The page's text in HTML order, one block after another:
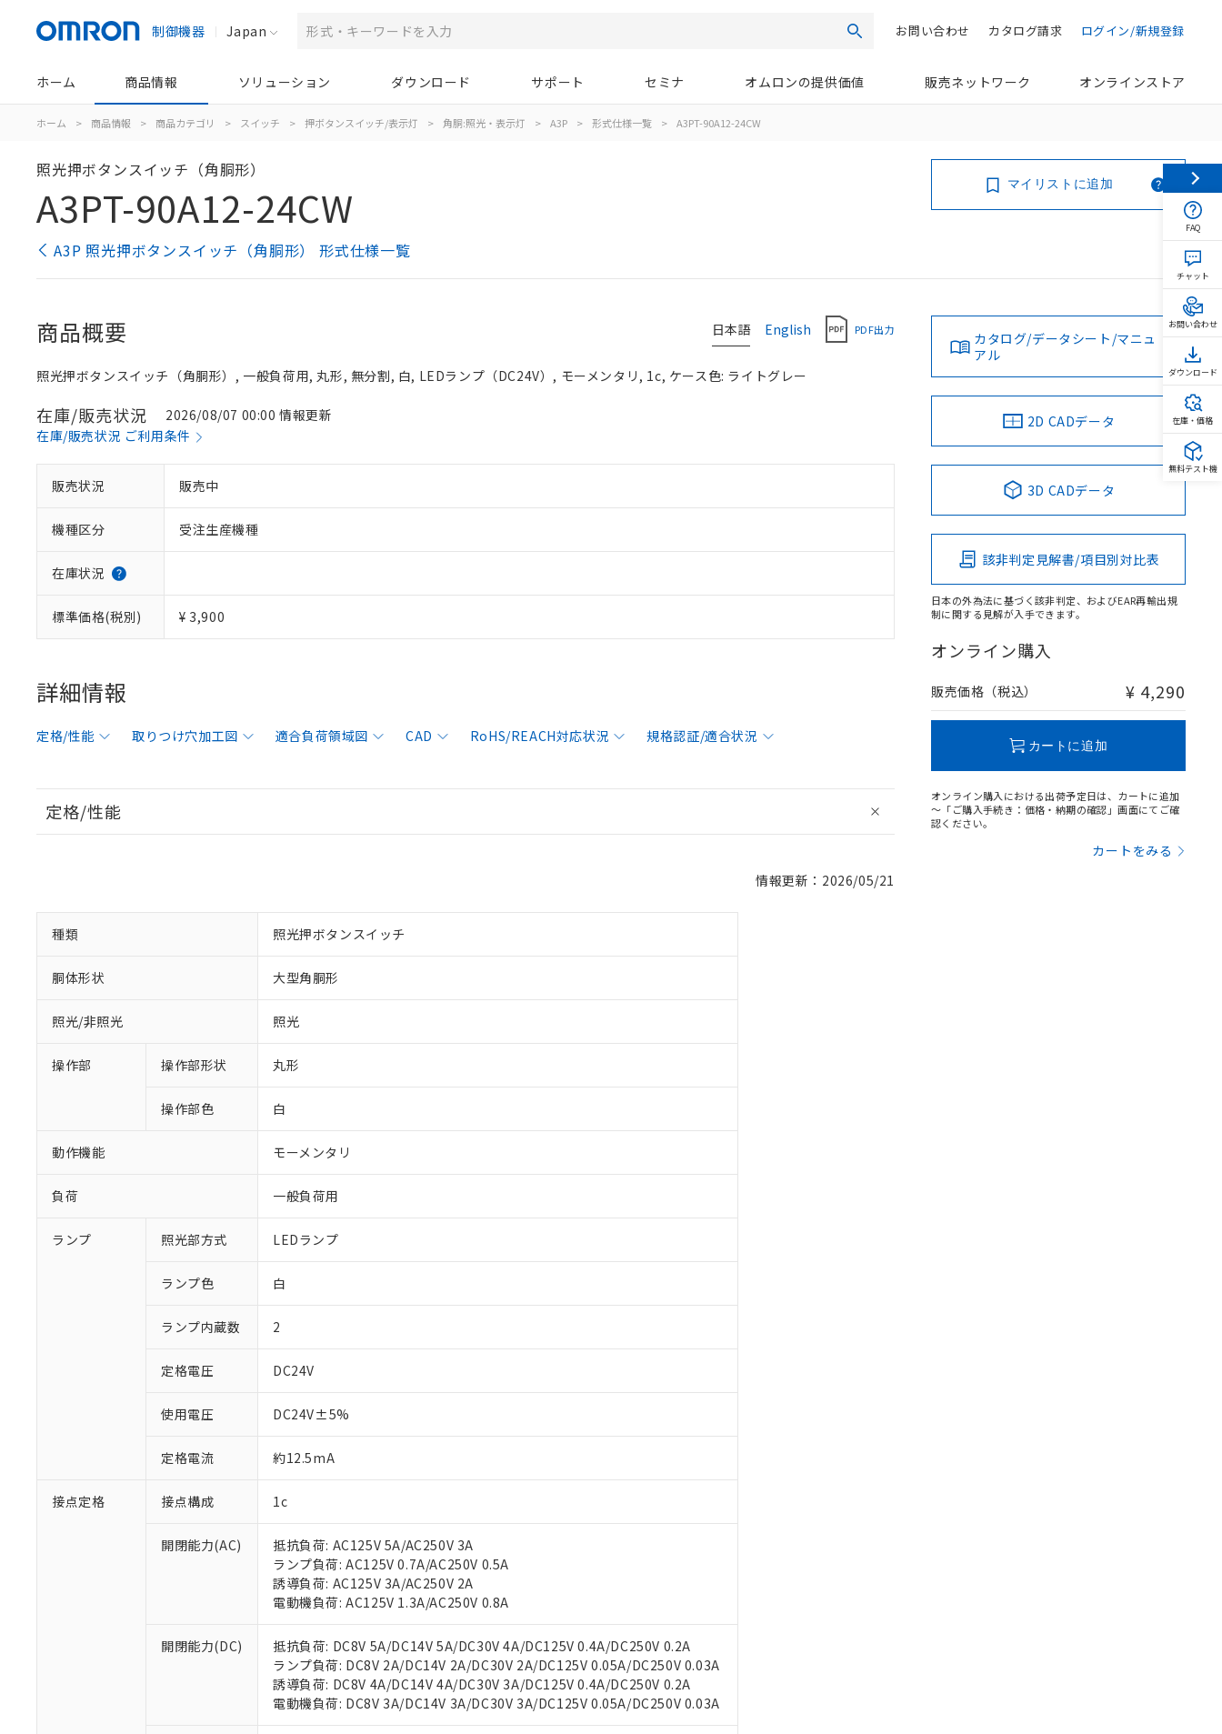
制御機器 Japan 検索 ログイン/新規登録
カタログ請求
お問い合わせ
ホーム 商品情報 ソリューション ダウンロード サポート セミナ オムロンの提供価値 販売ネットワーク オンラインストア
ホーム > 商品情報 > 商品カテゴリ > スイッチ > 押ボタンスイッチ/表示灯 > 角胴:照光・表示灯 > A3P > 形式仕様一覧 > A3PT-90A12-24CW
照光押ボタンスイッチ（角胴形）
A3PT-90A12-24CW
A3P 照光押ボタンスイッチ（角胴形） 形式仕様一覧
マイリストに追加
日本語 English PDF出力
商品概要
照光押ボタンスイッチ（角胴形）, 一般負荷用, 丸形, 無分割, 白, LEDランプ（DC24V）, モーメンタリ, 1c, ケース色: ライトグレー
在庫/販売状況
2026/08/07 00:00 情報更新
在庫/販売状況 ご利用条件
販売状況 販売中
機種区分 受注生産機種
在庫状況
標準価格(税別) ¥ 3,900
詳細情報
定格/性能 取りつけ穴加工図 適合負荷領域図 CAD RoHS/REACH対応状況 規格認証/適合状況
定格/性能
情報更新：2026/05/21
種類 照光押ボタンスイッチ
胴体形状 大型角胴形
照光/非照光 照光
操作部 操作部形状 丸形
操作部色 白
動作機能 モーメンタリ
負荷 一般負荷用
ランプ 照光部方式 LEDランプ
ランプ色 白
ランプ内蔵数 2
定格電圧 DC24V
使用電圧 DC24V±5%
定格電流 約12.5mA
接点定格 接点構成 1c
開閉能力(AC)
抵抗負荷: AC125V 5A/AC250V 3A
ランプ負荷: AC125V 0.7A/AC250V 0.5A
誘導負荷: AC125V 3A/AC250V 2A
電動機負荷: AC125V 1.3A/AC250V 0.8A
開閉能力(DC)
抵抗負荷: DC8V 5A/DC14V 5A/DC30V 4A/DC125V 0.4A/DC250V 0.2A
ランプ負荷: DC8V 2A/DC14V 2A/DC30V 2A/DC125V 0.05A/DC250V 0.03A
誘導負荷: DC8V 4A/DC14V 4A/DC30V 3A/DC125V 0.4A/DC250V 0.2A
電動機負荷: DC8V 3A/DC14V 3A/DC30V 3A/DC125V 0.05A/DC250V 0.03A
カタログ/データシート/マニュ
アル
2D CADデータ
3D CADデータ
該非判定見解書/項目別対比表
日本の外為法に基づく該非判定、およびEAR再輸出規
制に関する見解が入手できます。
オンライン購入
販売価格（税込） ¥ 4,290
カートに追加
オンライン購入における出荷予定日は、カートに追加
～「ご購入手続き：価格・納期の確認」画面にてご確
認ください。
カートをみる
※1 対応状況
対応済み：EU RoHS指令（10物質）の非含有に対応した製品が提供可能な商品です。
FAQ
チャット
お問い合わせ
ダウンロード
在庫・価格
無料テスト機